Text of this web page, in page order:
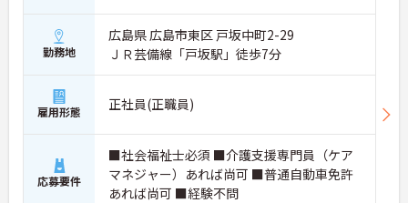
勤務地
広島県 広島市東区 戸坂中町2-29
ＪＲ芸備線「戸坂駅」徒歩7分
雇用形態 正社員(正職員)
応募要件
■社会福祉士必須 ■介護支援専門員（ケア
マネジャー）あれば尚可 ■普通自動車免許
あれば尚可 ■経験不問